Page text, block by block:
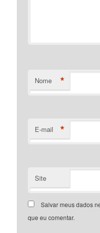
Nome *
E-mail *
Site
Salvar meus dados
que eu comentar.